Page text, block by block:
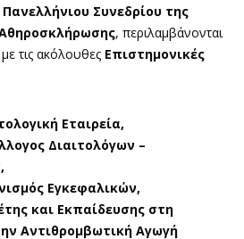
Πανελλήνιου Συνεδρίου της
Αθηροσκλήρωσης, περιλαμβάνονται
με τις ακόλουθες Επιστημονικές
Εταιρεία,
Διαιτολόγων –
Εγκεφαλικών,
και Εκπαίδευσης στη
Αντιθρομβωτική Αγωγή